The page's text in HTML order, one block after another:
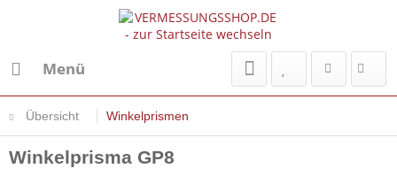
Menü
Übersicht Winkelprismen
Winkelprisma GP8